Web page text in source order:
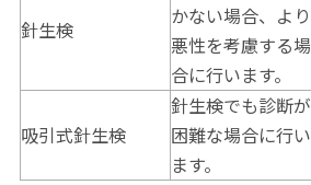
針生検
かない場合、より
悪性を考慮する場
合に行います。
吸引式針生検
針生検でも診断が
困難な場合に行い
ます。